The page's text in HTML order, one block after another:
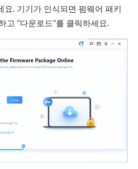
요. 기기가 인식되면 펌웨어 패키
고 "다운로드"를 클릭하세요.